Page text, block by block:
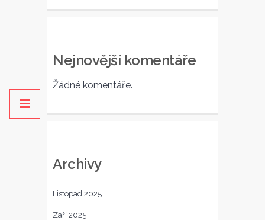
Nejnovější komentáře
Žádné komentáře.
Archivy
Listopad 2025
Září 2025